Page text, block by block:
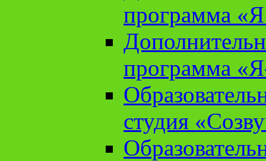
программа «Я
программа
студия